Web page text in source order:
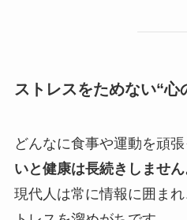
ストレスをためない“心
どんなに食事や運動を頑
いと健康は長続きしません
現代人は常に情報に囲ま